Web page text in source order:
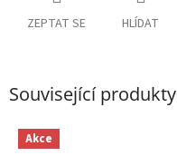
ZEPTAT SE HLÍDAT
Související produkty
Akce